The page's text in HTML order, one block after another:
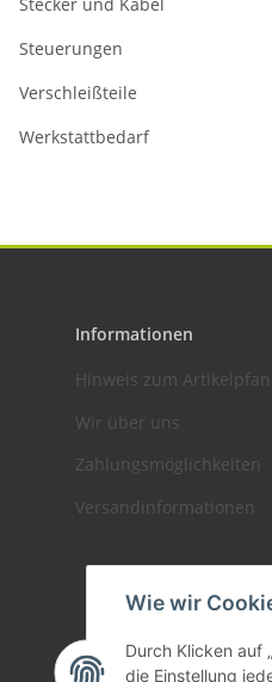
Wie wir
Durch Klicken auf
die Einstellung
Steuerungen
Verschleißteile
Werkstattbedarf
Informationen
Hinweis zum
Wir über uns
Zahlungsmöglichkeiten
Versandinformationen